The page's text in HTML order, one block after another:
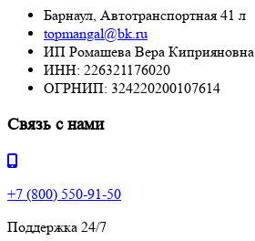
Барнаул, Автотранспортная 41 л
topmangal@bk.ru
ИП Ромашева Вера Киприяновна
ИНН: 226321176020
ОГРНИП: 324220200107614
Связь с нами
+7 (800) 550-91-50
Поддержка 24/7